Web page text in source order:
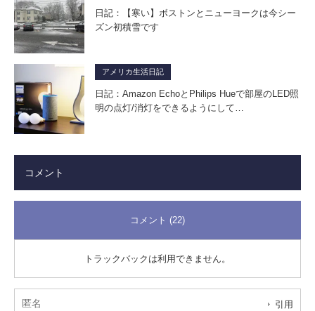
日記：【寒い】ボストンとニューヨークは今シー
ズン初積雪です
アメリカ生活日記
日記：Amazon EchoとPhilips Hueで部屋のLED照
明の点灯/消灯をできるようにして…
コメント
コメント (22)
トラックバックは利用できません。
匿名 引用